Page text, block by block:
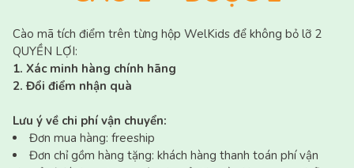
QUYỀN LỢI:
1. Xác minh hàng chính hãng
2. Đổi điểm nhận quà
Đơn mua hàng: freeship
Đơn chỉ gồm hàng tặng: khách hàng thanh toán phí vận
chuyển (giá theo đơn vị vận chuyển thu tùy khu vực cụ thể).